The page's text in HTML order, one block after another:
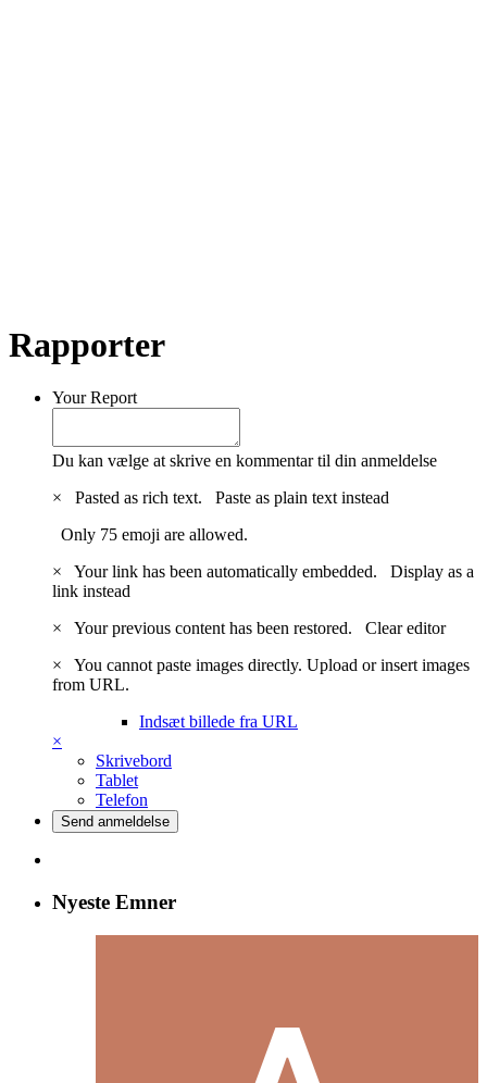
Rapporter
Your Report
Du kan vælge at skrive en kommentar til din anmeldelse
×
Pasted as rich text. Paste as plain text instead
Only 75 emoji are allowed.
×
Your link has been automatically embedded. Display as a
link instead
×
Your previous content has been restored. Clear editor
×
You cannot paste images directly. Upload or insert images
from URL.
Indsæt billede fra URL
×
Skrivebord
Tablet
Telefon
Send anmeldelse
Nyeste Emner